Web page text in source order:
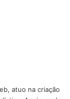
atuo na criação